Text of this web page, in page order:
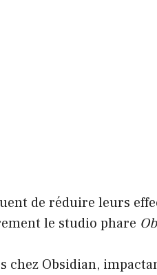
de réduire leurs
le studio phare
chez Obsidian,